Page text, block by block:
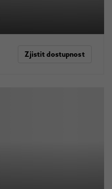
Zjistit dostupnost